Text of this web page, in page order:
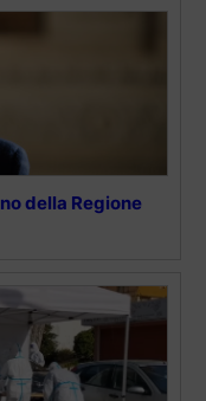
della Regione